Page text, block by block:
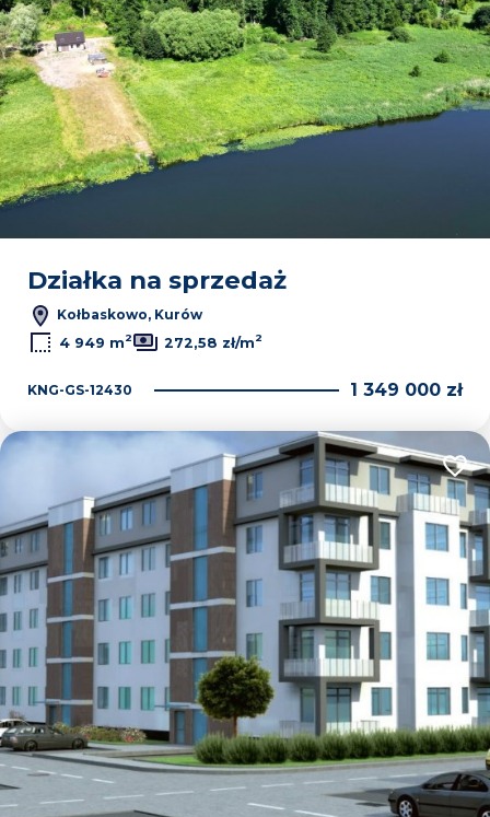
2
Leaflet|© OpenMapTiles© OpenStreetMap contributors
Działka na sprzedaż
Kołbaskowo, Kurów
4 949 m2 272,58 zł/m2
KNG-GS-12430 1 349 000 zł